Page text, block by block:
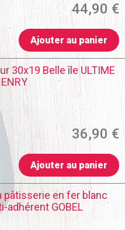
44,90 €
Ajouter au panier
30x19 Belle île ULTIME
36,90 €
Ajouter au panier
pâtisserie en fer blanc
adhérent GOBEL